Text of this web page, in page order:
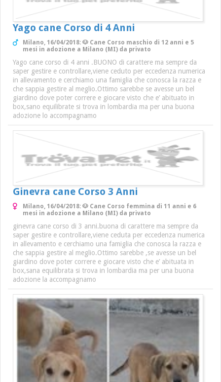
Yago cane Corso di 4 Anni
Milano, 16/04/2018: 🐶 Cane Corso maschio di 12 anni e 5
mesi in adozione a Milano (MI) da privato
Yago cane corso di 4 anni .BUONO di carattere ma sempre da
saper gestire e controllare,viene ceduto per eccedenza numerica
in allevamento e cerchiamo una famiglia che conosca la razza e
che sappia gestire al meglio.Ottimo sarebbe se avesse un bel
giardino dove poter correre e giocare visto che e’ abituato in
box,sano equilibrate si trova in lombardia ma per una buona
adozione lo accompagnamo
Ginevra cane Corso 3 Anni
Milano, 16/04/2018: 🐶 Cane Corso femmina di 11 anni e 6
mesi in adozione a Milano (MI) da privato
ginevra cane corso di 3 anni.buona di carattere ma sempre da
saper gestire e controllare,viene ceduta per eccedenza numerica
in allevamento e cerchiamo una famiglia che conosca la razza e
che sappia gestire al meglio.Ottimo sarebbe ,se avesse un bel
giardino dove poter correre e giocare visto che e’ abituata in
box,sana equilibrata si trova in lombardia ma per una buona
adozione la accompagnamo